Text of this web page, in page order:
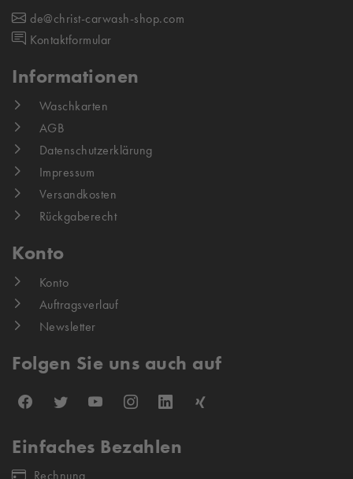
de@christ-carwash-shop.com
Kontaktformular
Informationen
Waschkarten
AGB
Datenschutzerklärung
Impressum
Versandkosten
Rückgaberecht
Konto
Konto
Auftragsverlauf
Newsletter
Folgen Sie uns auch auf
Einfaches Bezahlen
Rechnung